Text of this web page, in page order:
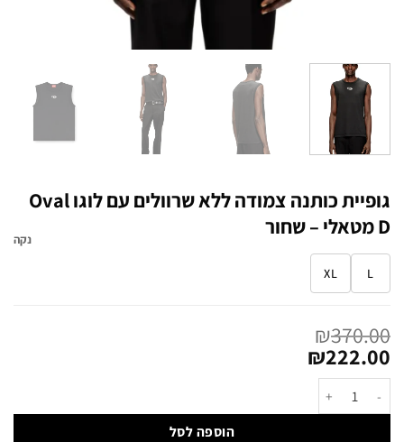
גופיית כותנה צמודה ללא שרוולים עם לוגו Oval
D מטאלי – שחור
L
XL
נקה
₪370.00
₪222.00
הוספה לסל